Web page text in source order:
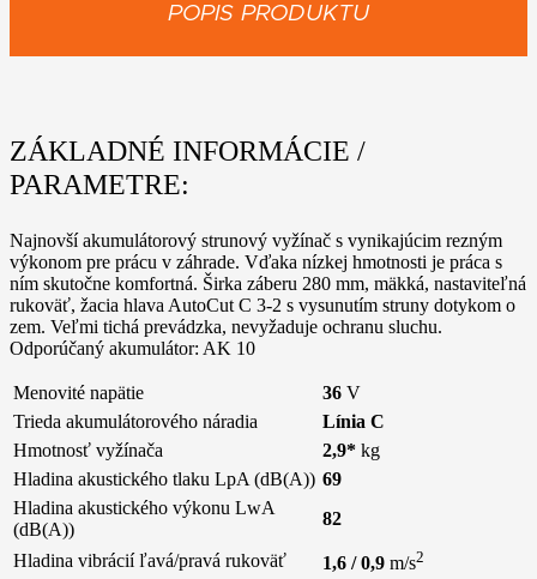
POPIS PRODUKTU
ZÁKLADNÉ INFORMÁCIE /
PARAMETRE:
Najnovší akumulátorový strunový vyžínač s vynikajúcim rezným
výkonom pre prácu v záhrade. Vďaka nízkej hmotnosti je práca s
ním skutočne komfortná. Širka záberu 280 mm, mäkká, nastaviteľná
rukoväť, žacia hlava AutoCut C 3-2 s vysunutím struny dotykom o
zem. Veľmi tichá prevádzka, nevyžaduje ochranu sluchu.
Odporúčaný akumulátor: AK 10
Menovité napätie 36 V
Trieda akumulátorového náradia
Línia C
Hmotnosť vyžínača
2,9* kg
Hladina akustického tlaku LpA (dB(A)) 69
Hladina akustického výkonu LwA
(dB(A))
82
Hladina vibrácií ľavá/pravá rukoväť 1,6 / 0,9 m/s2